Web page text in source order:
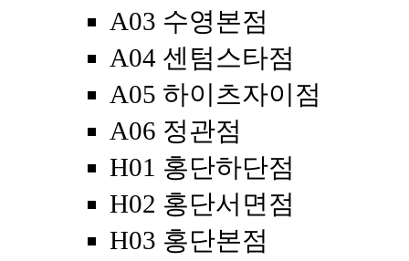
A03 수영본점
A04 센텀스타점
A05 하이츠자이점
A06 정관점
H01 홍단하단점
H02 홍단서면점
H03 홍단본점